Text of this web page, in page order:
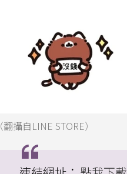
（翻攝自LINE STORE）